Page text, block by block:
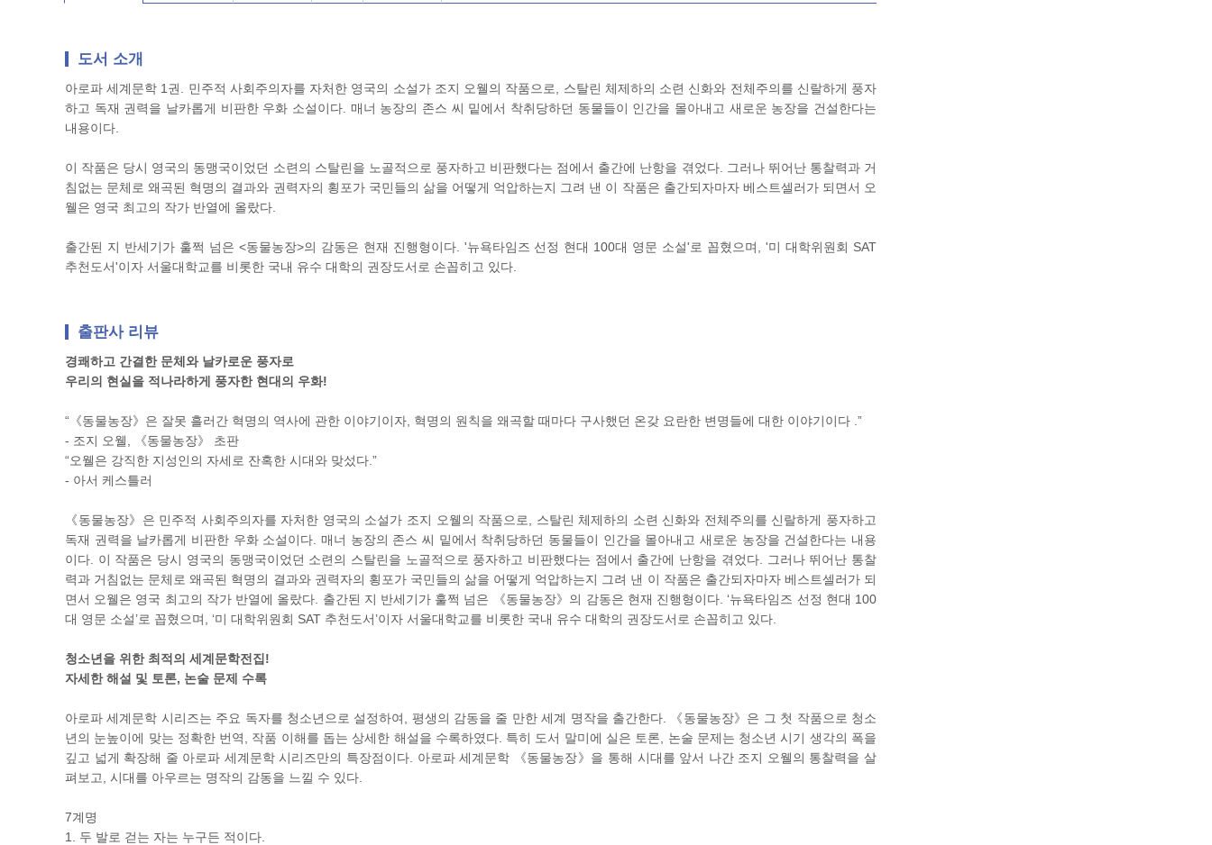
도서 소개
아로파 세계문학 1권. 민주적 사회주의자를 자처한 영국의 소설가 조지 오웰의 작품으로, 스탈린 체제하의 소련 신화와 전체주의를 신랄하게 풍자
하고 독재 권력을 날카롭게 비판한 우화 소설이다. 매너 농장의 존스 씨 밑에서 착취당하던 동물들이 인간을 몰아내고 새로운 농장을 건설한다는
내용이다.
이 작품은 당시 영국의 동맹국이었던 소련의 스탈린을 노골적으로 풍자하고 비판했다는 점에서 출간에 난항을 겪었다. 그러나 뛰어난 통찰력과 거
침없는 문체로 왜곡된 혁명의 결과와 권력자의 횡포가 국민들의 삶을 어떻게 억압하는지 그려 낸 이 작품은 출간되자마자 베스트셀러가 되면서 오
웰은 영국 최고의 작가 반열에 올랐다.
출간된 지 반세기가 훌쩍 넘은 <동물농장>의 감동은 현재 진행형이다. '뉴욕타임즈 선정 현대 100대 영문 소설'로 꼽혔으며, '미 대학위원회 SAT
추천도서'이자 서울대학교를 비롯한 국내 유수 대학의 권장도서로 손꼽히고 있다.
출판사 리뷰
경쾌하고 간결한 문체와 날카로운 풍자로
우리의 현실을 적나라하게 풍자한 현대의 우화!
“《동물농장》은 잘못 흘러간 혁명의 역사에 관한 이야기이자, 혁명의 원칙을 왜곡할 때마다 구사했던 온갖 요란한 변명들에 대한 이야기이다 .”
- 조지 오웰, 《동물농장》 초판
“오웰은 강직한 지성인의 자세로 잔혹한 시대와 맞섰다.”
- 아서 케스틀러
《동물농장》은 민주적 사회주의자를 자처한 영국의 소설가 조지 오웰의 작품으로, 스탈린 체제하의 소련 신화와 전체주의를 신랄하게 풍자하고
독재 권력을 날카롭게 비판한 우화 소설이다. 매너 농장의 존스 씨 밑에서 착취당하던 동물들이 인간을 몰아내고 새로운 농장을 건설한다는 내용
이다. 이 작품은 당시 영국의 동맹국이었던 소련의 스탈린을 노골적으로 풍자하고 비판했다는 점에서 출간에 난항을 겪었다. 그러나 뛰어난 통찰
력과 거침없는 문체로 왜곡된 혁명의 결과와 권력자의 횡포가 국민들의 삶을 어떻게 억압하는지 그려 낸 이 작품은 출간되자마자 베스트셀러가 되
면서 오웰은 영국 최고의 작가 반열에 올랐다. 출간된 지 반세기가 훌쩍 넘은 《동물농장》의 감동은 현재 진행형이다. ‘뉴욕타임즈 선정 현대 100
대 영문 소설’로 꼽혔으며, ‘미 대학위원회 SAT 추천도서’이자 서울대학교를 비롯한 국내 유수 대학의 권장도서로 손꼽히고 있다.
청소년을 위한 최적의 세계문학전집!
자세한 해설 및 토론, 논술 문제 수록
아로파 세계문학 시리즈는 주요 독자를 청소년으로 설정하여, 평생의 감동을 줄 만한 세계 명작을 출간한다. 《동물농장》은 그 첫 작품으로 청소
년의 눈높이에 맞는 정확한 번역, 작품 이해를 돕는 상세한 해설을 수록하였다. 특히 도서 말미에 실은 토론, 논술 문제는 청소년 시기 생각의 폭을
깊고 넓게 확장해 줄 아로파 세계문학 시리즈만의 특장점이다. 아로파 세계문학 《동물농장》을 통해 시대를 앞서 나간 조지 오웰의 통찰력을 살
펴보고, 시대를 아우르는 명작의 감동을 느낄 수 있다.
7계명
1. 두 발로 걷는 자는 누구든 적이다.